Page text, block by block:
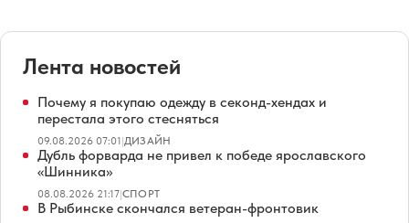
Лента новостей
Почему я покупаю одежду в секонд-хендах и
перестала этого стесняться
09.08.2026 07:01|ДИЗАЙН
Дубль форварда не привел к победе ярославского
«Шинника»
08.08.2026 21:17|СПОРТ
В Рыбинске скончался ветеран-фронтовик